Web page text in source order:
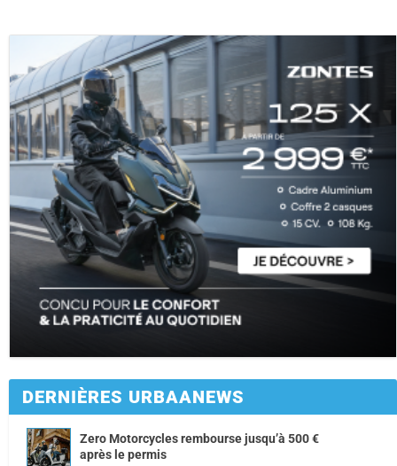
DERNIÈRES URBAANEWS
Zero Motorcycles rembourse jusqu’à 500 €
après le permis